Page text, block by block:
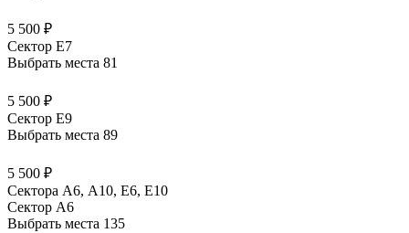
5 500 ₽
Сектор E7
Выбрать места 81
5 500 ₽
Сектор E9
Выбрать места 89
5 500 ₽
Сектора А6, А10, Е6, Е10
Сектор A6
Выбрать места 135